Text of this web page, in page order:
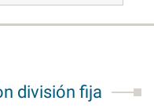
división fija